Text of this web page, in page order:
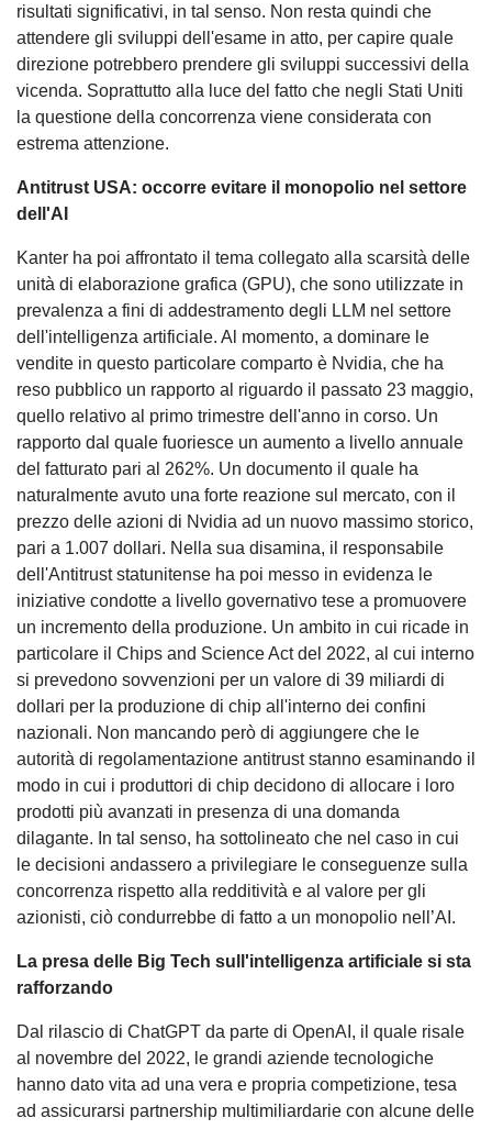
risultati significativi, in tal senso. Non resta quindi che
attendere gli sviluppi dell'esame in atto, per capire quale
direzione potrebbero prendere gli sviluppi successivi della
vicenda. Soprattutto alla luce del fatto che negli Stati Uniti
la questione della concorrenza viene considerata con
estrema attenzione.
Antitrust USA: occorre evitare il monopolio nel settore
dell'AI
Kanter ha poi affrontato il tema collegato alla scarsità delle
unità di elaborazione grafica (GPU), che sono utilizzate in
prevalenza a fini di addestramento degli LLM nel settore
dell'intelligenza artificiale. Al momento, a dominare le
vendite in questo particolare comparto è Nvidia, che ha
reso pubblico un rapporto al riguardo il passato 23 maggio,
quello relativo al primo trimestre dell'anno in corso. Un
rapporto dal quale fuoriesce un aumento a livello annuale
del fatturato pari al 262%. Un documento il quale ha
naturalmente avuto una forte reazione sul mercato, con il
prezzo delle azioni di Nvidia ad un nuovo massimo storico,
pari a 1.007 dollari. Nella sua disamina, il responsabile
dell'Antitrust statunitense ha poi messo in evidenza le
iniziative condotte a livello governativo tese a promuovere
un incremento della produzione. Un ambito in cui ricade in
particolare il Chips and Science Act del 2022, al cui interno
si prevedono sovvenzioni per un valore di 39 miliardi di
dollari per la produzione di chip all'interno dei confini
nazionali. Non mancando però di aggiungere che le
autorità di regolamentazione antitrust stanno esaminando il
modo in cui i produttori di chip decidono di allocare i loro
prodotti più avanzati in presenza di una domanda
dilagante. In tal senso, ha sottolineato che nel caso in cui
le decisioni andassero a privilegiare le conseguenze sulla
concorrenza rispetto alla redditività e al valore per gli
azionisti, ciò condurrebbe di fatto a un monopolio nell’AI.
La presa delle Big Tech sull'intelligenza artificiale si sta
rafforzando
Dal rilascio di ChatGPT da parte di OpenAI, il quale risale
al novembre del 2022, le grandi aziende tecnologiche
hanno dato vita ad una vera e propria competizione, tesa
ad assicurarsi partnership multimiliardarie con alcune delle